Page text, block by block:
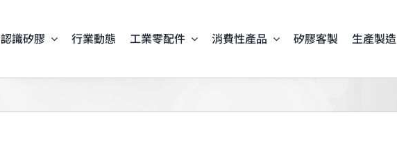
認識矽膠 行業動態 工業零配件 消費性產品 矽膠客製 生產製造